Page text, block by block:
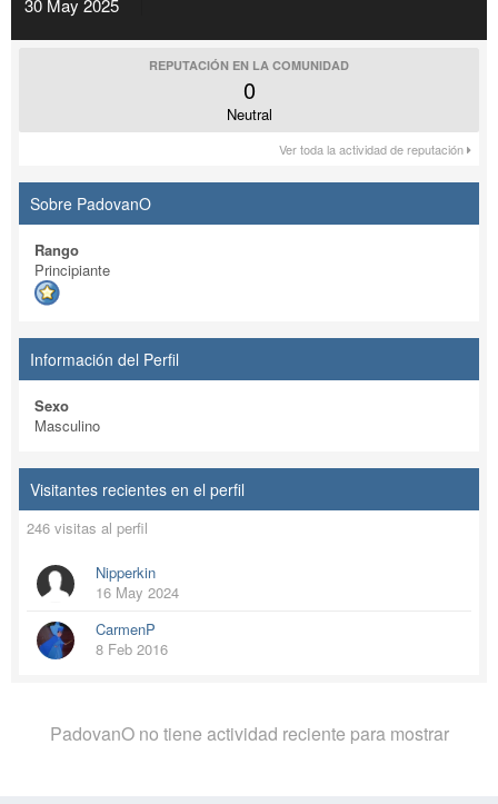
30 May 2025
REPUTACIÓN EN LA COMUNIDAD
0
Neutral
Ver toda la actividad de reputación
Sobre PadovanO
Rango
Principiante
Información del Perfil
Sexo
Masculino
Visitantes recientes en el perfil
246 visitas al perfil
Nipperkin
16 May 2024
CarmenP
8 Feb 2016
PadovanO no tiene actividad reciente para mostrar